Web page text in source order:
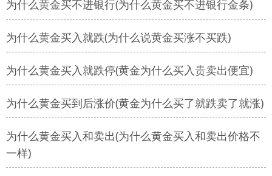
为什么黄金买不进银行(为什么黄金买不进银行金条)
为什么黄金买入就跌(为什么说黄金买涨不买跌)
为什么黄金买入就跌停(黄金为什么买入贵卖出便宜)
为什么黄金买到后涨价(黄金为什么买了就跌卖了就涨)
为什么黄金买入和卖出(为什么黄金买入和卖出价格不
一样)